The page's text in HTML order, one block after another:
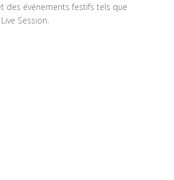
des événements festifs tels que
Session.